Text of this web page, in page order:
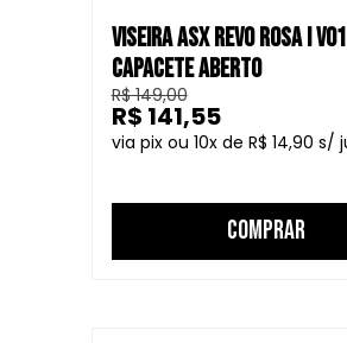
VISEIRA ASX REVO ROSA I V01
CAPACETE ABERTO
R$ 149,00
10
R$ 14,90
R$ 141,55
COMPRAR